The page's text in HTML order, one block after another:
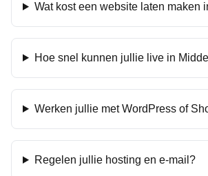
Wat kost een website laten maken
Hoe snel kunnen jullie live in
Werken jullie met WordPress of
Regelen jullie hosting en e-mail?